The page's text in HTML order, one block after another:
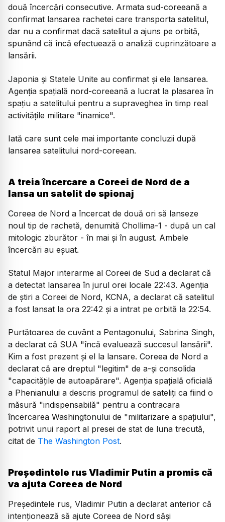
două încercări consecutive. Armata sud-coreeană a
confirmat lansarea rachetei care transporta satelitul,
dar nu a confirmat dacă satelitul a ajuns pe orbită,
spunând că încă efectuează o analiză cuprinzătoare a
lansării.
Japonia și Statele Unite au confirmat și ele lansarea.
Agenția spațială nord-coreeană a lucrat la plasarea în
spațiu a satelitului pentru a supraveghea în timp real
activitățile militare "inamice".
Iată care sunt cele mai importante concluzii după
lansarea satelitului nord-coreean.
A treia încercare a Coreei de Nord de a
lansa un satelit de spionaj
Coreea de Nord a încercat de două ori să lanseze
noul tip de rachetă, denumită Chollima-1 - după un cal
mitologic zburător - în mai și în august. Ambele
încercări au eșuat.
Statul Major interarme al Coreei de Sud a declarat că
a detectat lansarea în jurul orei locale 22:43. Agenția
de știri a Coreei de Nord, KCNA, a declarat că satelitul
a fost lansat la ora 22:42 și a intrat pe orbită la 22:54.
Purtătoarea de cuvânt a Pentagonului, Sabrina Singh,
a declarat că SUA "încă evaluează succesul lansării".
Kim a fost prezent și el la lansare. Coreea de Nord a
declarat că are dreptul "legitim" de a-și consolida
"capacitățile de autoapărare". Agenția spațială oficială
a Phenianului a descris programul de sateliți ca fiind o
măsură "indispensabilă" pentru a contracara
încercarea Washingtonului de "militarizare a spațiului",
potrivit unui raport al presei de stat de luna trecută,
citat de The Washington Post.
Președintele rus Vladimir Putin a promis că
va ajuta Coreea de Nord
Președintele rus, Vladimir Putin a declarat anterior că
intenționează să ajute Coreea de Nord săși